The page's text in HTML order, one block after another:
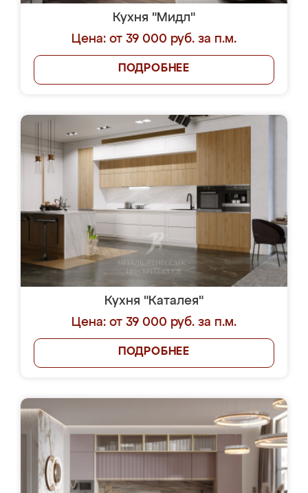
Кухня "Мидл"
Цена: от 39 000 руб. за п.м.
ПОДРОБНЕЕ
Кухня "Каталея"
Цена: от 39 000 руб. за п.м.
ПОДРОБНЕЕ